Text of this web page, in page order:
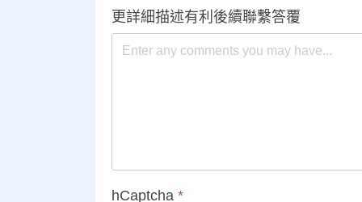
更詳細描述有利後續聯繫答覆
hCaptcha *